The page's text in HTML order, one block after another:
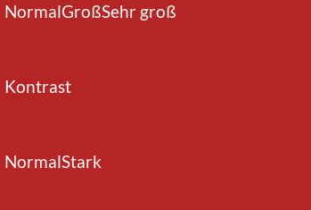
NormalGroßSehr groß
Kontrast
NormalStark